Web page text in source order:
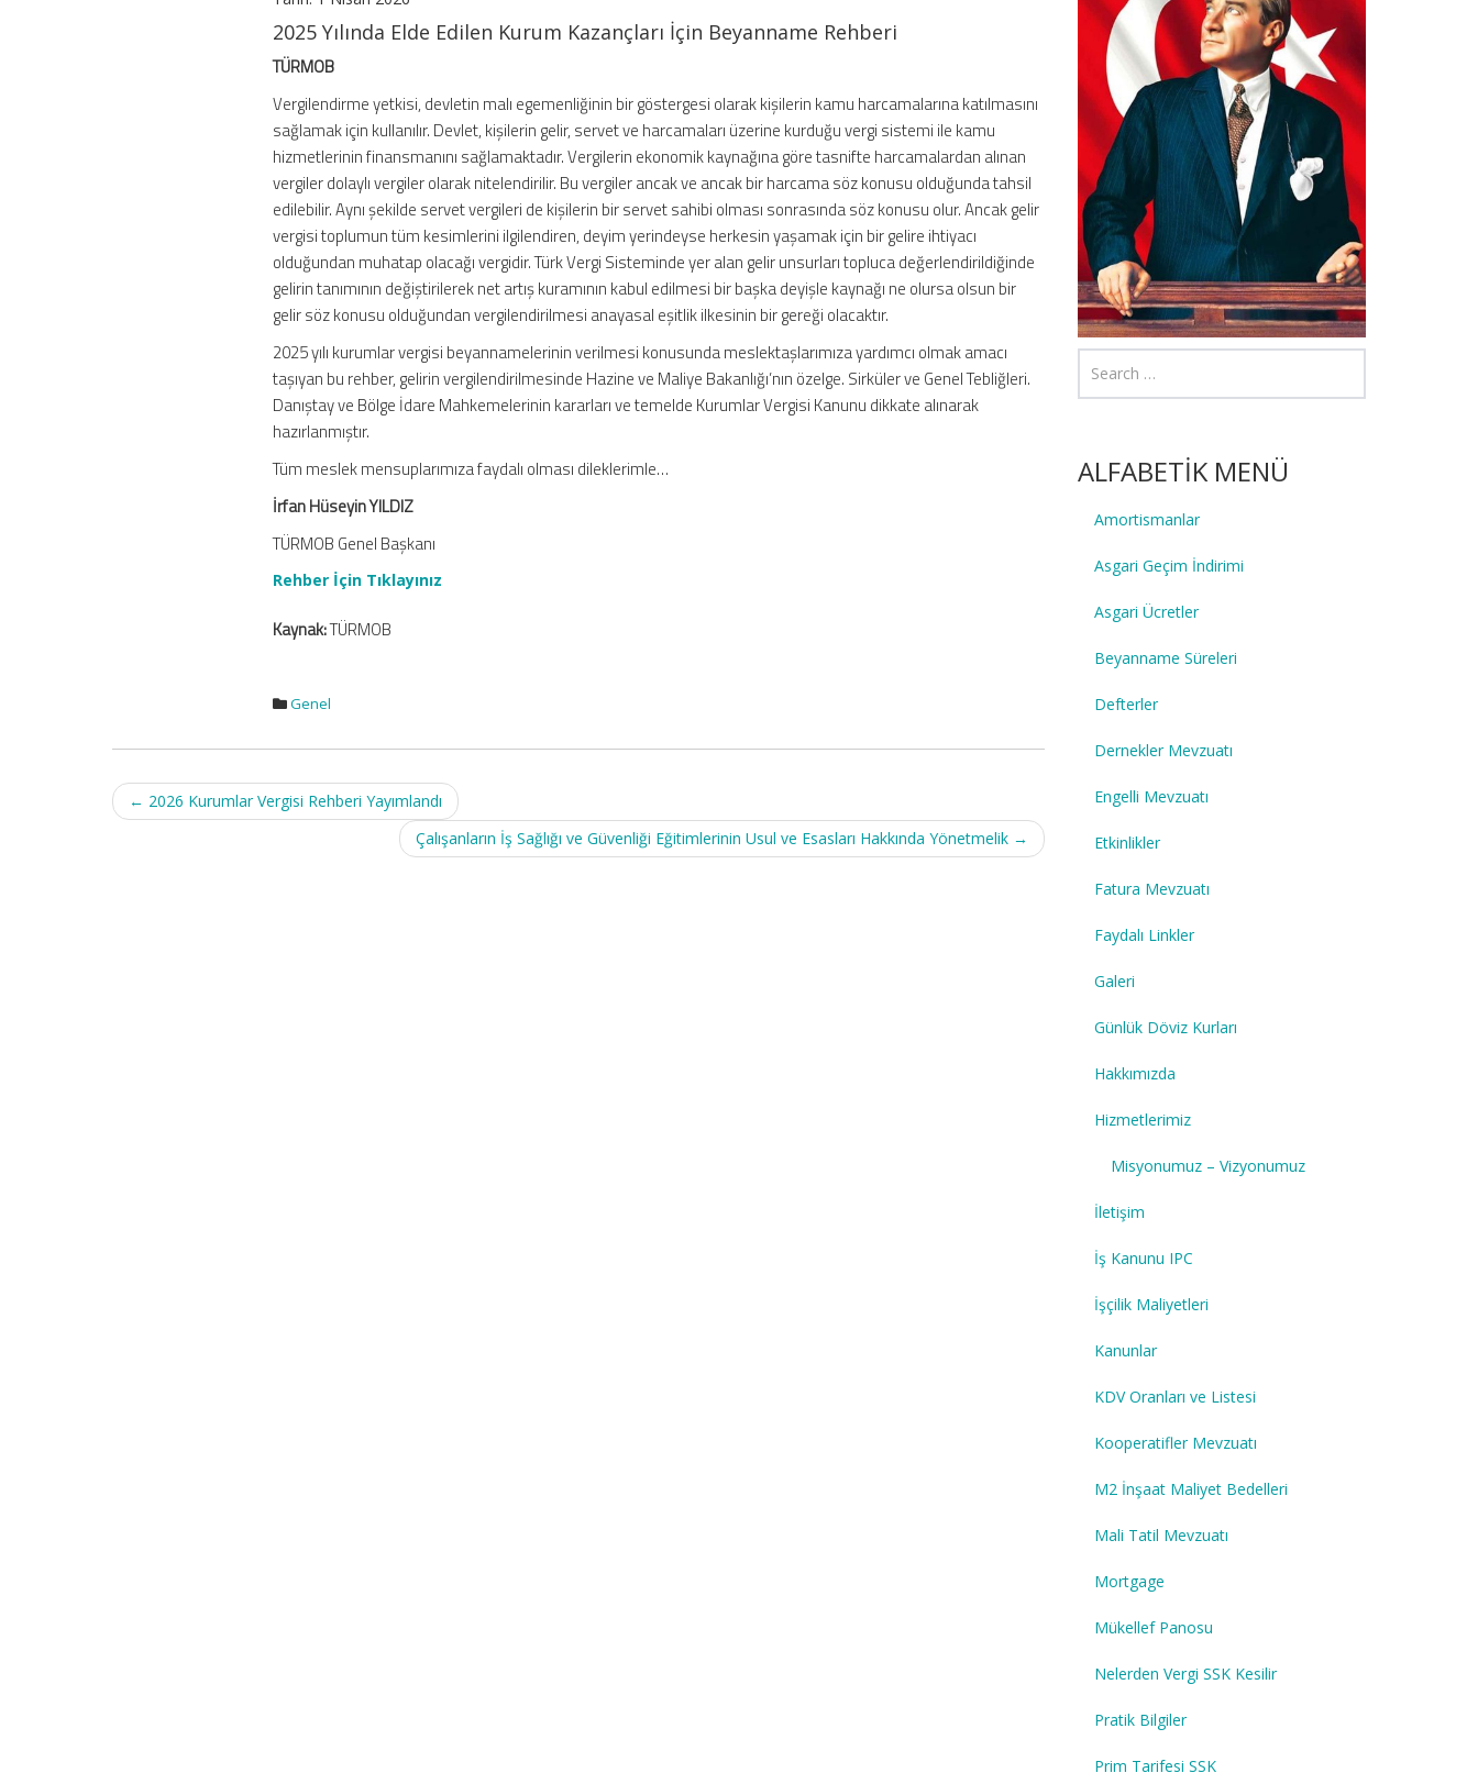
2025 Yılında Elde Edilen Kurum Kazançları İçin Beyanname Rehberi
TÜRMOB
Vergilendirme yetkisi, devletin malı egemenliğinin bir göstergesi olarak kişilerin kamu harcamalarına katılmasını
sağlamak için kullanılır. Devlet, kişilerin gelir, servet ve harcamaları üzerine kurduğu vergi sistemi ile kamu
hizmetlerinin finansmanını sağlamaktadır. Vergilerin ekonomik kaynağına göre tasnifte harcamalardan alınan
vergiler dolaylı vergiler olarak nitelendirilir. Bu vergiler ancak ve ancak bir harcama söz konusu olduğunda tahsil
edilebilir. Aynı şekilde servet vergileri de kişilerin bir servet sahibi olması sonrasında söz konusu olur. Ancak gelir
vergisi toplumun tüm kesimlerini ilgilendiren, deyim yerindeyse herkesin yaşamak için bir gelire ihtiyacı
olduğundan muhatap olacağı vergidir. Türk Vergi Sisteminde yer alan gelir unsurları topluca değerlendirildiğinde
gelirin tanımının değiştirilerek net artış kuramının kabul edilmesi bir başka deyişle kaynağı ne olursa olsun bir
gelir söz konusu olduğundan vergilendirilmesi anayasal eşitlik ilkesinin bir gereği olacaktır.
2025 yılı kurumlar vergisi beyannamelerinin verilmesi konusunda meslektaşlarımıza yardımcı olmak amacı
taşıyan bu rehber, gelirin vergilendirilmesinde Hazine ve Maliye Bakanlığı’nın özelge. Sirküler ve Genel Tebliğleri.
Danıştay ve Bölge İdare Mahkemelerinin kararları ve temelde Kurumlar Vergisi Kanunu dikkate alınarak
hazırlanmıştır.
Tüm meslek mensuplarımıza faydalı olması dileklerimle…
İrfan Hüseyin YILDIZ
TÜRMOB Genel Başkanı
Rehber İçin Tıklayınız
Kaynak:TÜRMOB
Genel
Post
navigation
← 2026 Kurumlar Vergisi Rehberi Yayımlandı
Çalışanların İş Sağlığı ve Güvenliği Eğitimlerinin Usul ve Esasları Hakkında Yönetmelik →
ALFABETİK MENÜ
Amortismanlar
Asgari Geçim İndirimi
Asgari Ücretler
Beyanname Süreleri
Defterler
Dernekler Mevzuatı
Engelli Mevzuatı
Etkinlikler
Fatura Mevzuatı
Faydalı Linkler
Galeri
Günlük Döviz Kurları
Hakkımızda
Hizmetlerimiz
Misyonumuz – Vizyonumuz
İletişim
İş Kanunu IPC
İşçilik Maliyetleri
Kanunlar
KDV Oranları ve Listesi
Kooperatifler Mevzuatı
M2 İnşaat Maliyet Bedelleri
Mali Tatil Mevzuatı
Mortgage
Mükellef Panosu
Nelerden Vergi SSK Kesilir
Pratik Bilgiler
Prim Tarifesi SSK